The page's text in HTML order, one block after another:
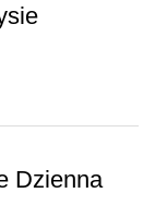
Dzienna